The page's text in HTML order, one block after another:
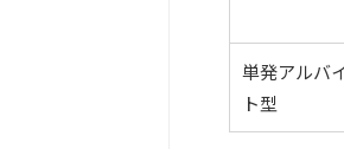
単発アルバ
ト型